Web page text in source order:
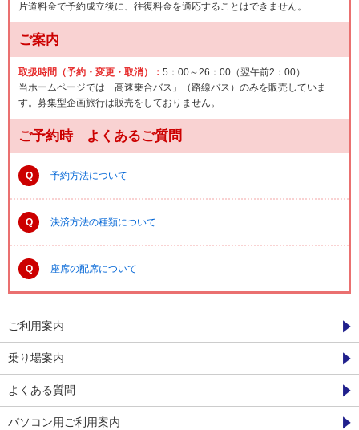
片道料金で予約成立後に、往復料金を適応することはできません。
ご案内
取扱時間（予約・変更・取消）： 5：00～26：00（翌午前2：00）
当ホームページでは「高速乗合バス」（路線バス）のみを販売していま
す。募集型企画旅行は販売をしておりません。
ご予約時 よくあるご質問
Q 予約方法について
Q 決済方法の種類について
Q 座席の配席について
ご利用案内
乗り場案内
よくある質問
パソコン用ご利用案内